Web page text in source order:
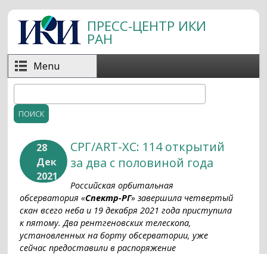
Перейти к основному содержанию
ПРЕСС-ЦЕНТР ИКИ
РАН
Menu
Форма поиска
28
Дек
2021
СРГ/ART-XC: 114 открытий
за два с половиной года
Российская орбитальная
обсерватория «Спектр-РГ» завершила четвертый
скан всего неба и 19 декабря 2021 года приступила
к пятому. Два рентгеновских телескопа,
установленных на борту обсерватории, уже
сейчас предоставили в распоряжение